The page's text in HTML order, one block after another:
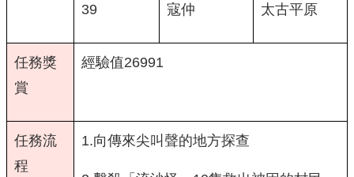
39 寇仲 太古平原
任務獎
賞
經驗值26991
任務流
程
1.向傳來尖叫聲的地方探查